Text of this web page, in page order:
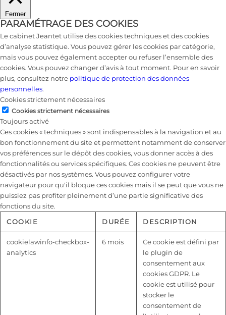
Fermer
PARAMÉTRAGE DES COOKIES
Le cabinet Jeantet utilise des cookies techniques et des cookies
d’analyse statistique. Vous pouvez gérer les cookies par catégorie,
mais vous pouvez également accepter ou refuser l’ensemble des
cookies. Vous pouvez changer d’avis à tout moment. Pour en savoir
plus, consultez notre politique de protection des données
personnelles.
Cookies strictement nécessaires
Cookies strictement nécessaires
Toujours activé
Ces cookies « techniques » sont indispensables à la navigation et au
bon fonctionnement du site et permettent notamment de conserver
vos préférences sur le dépôt des cookies, vous donner accès à des
fonctionnalités ou services spécifiques. Ces cookies ne peuvent être
désactivés par nos systèmes. Vous pouvez configurer votre
navigateur pour qu'il bloque ces cookies mais il se peut que vous ne
puissiez pas profiter pleinement d’une partie significative des
fonctions du site.
COOKIE
DURÉE DESCRIPTION
cookielawinfo-checkbox-
analytics
6 mois
Ce cookie est défini par
le plugin de
consentement aux
cookies GDPR. Le
cookie est utilisé pour
stocker le
consentement de